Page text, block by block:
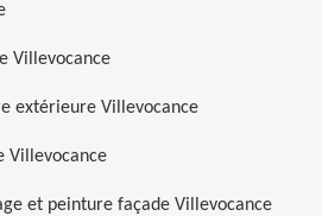
Villevocance
extérieure Villevocance
Villevocance
et peinture façade Villevocance